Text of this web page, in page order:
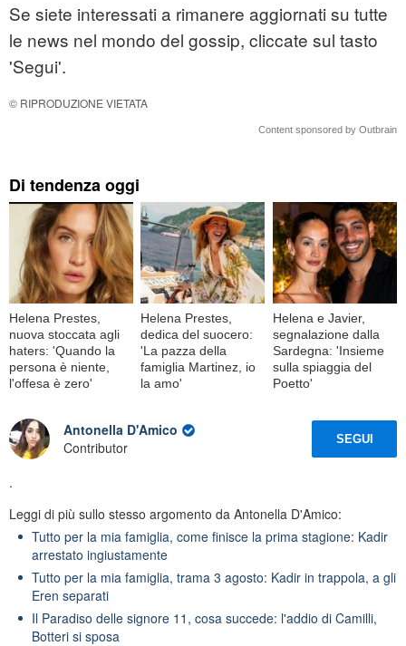
Se siete interessati a rimanere aggiornati su tutte
le news nel mondo del gossip, cliccate sul tasto
'Segui'.
© RIPRODUZIONE VIETATA
Content sponsored by Outbrain
Di tendenza oggi
Helena Prestes,
nuova stoccata agli
haters: 'Quando la
persona è niente,
l'offesa è zero'
Helena Prestes,
dedica del suocero:
'La pazza della
famiglia Martinez, io
la amo'
Helena e Javier,
segnalazione dalla
Sardegna: 'Insieme
sulla spiaggia del
Poetto'
Antonella D'Amico
Contributor
SEGUI
.
Leggi di più sullo stesso argomento da Antonella D'Amico:
Tutto per la mia famiglia, come finisce la prima stagione: Kadir
arrestato ingiustamente
Tutto per la mia famiglia, trama 3 agosto: Kadir in trappola, a gli
Eren separati
Il Paradiso delle signore 11, cosa succede: l'addio di Camilli,
Botteri si sposa